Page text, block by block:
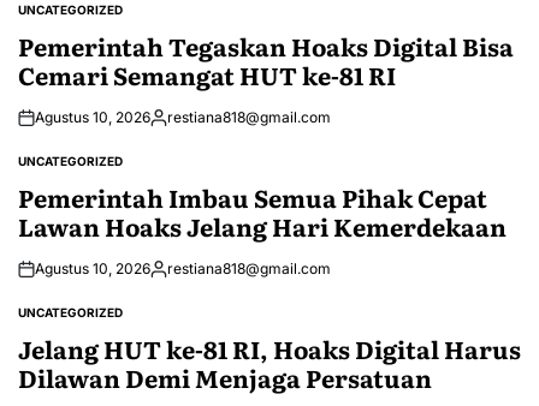
POSTED
UNCATEGORIZED
Pemerintah Tegaskan Hoaks Digital Bisa
Cemari Semangat HUT ke-81 RI
Agustus 10, 2026Posted
restiana818@gmail.com
POSTED
UNCATEGORIZED
Pemerintah Imbau Semua Pihak Cepat
Lawan Hoaks Jelang Hari Kemerdekaan
Agustus 10, 2026Posted
restiana818@gmail.com
POSTED
UNCATEGORIZED
Jelang HUT ke-81 RI, Hoaks Digital Harus
Dilawan Demi Menjaga Persatuan